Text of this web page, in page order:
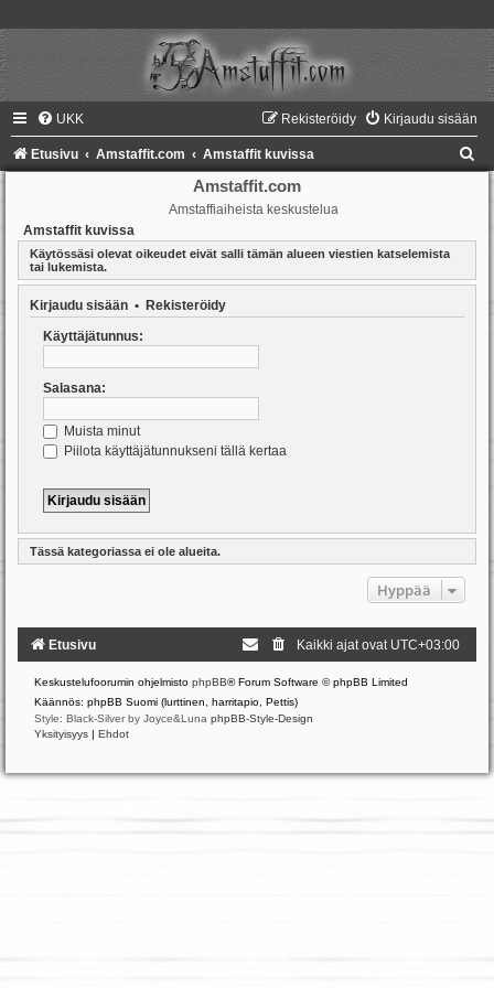
UKK Kirjaudu sisään
Rekisteröidy
Etusivu Amstaffit.com Amstaffit kuvissa
Amstaffit.com
Amstaffiaiheista keskustelua
Amstaffit kuvissa
Käytössäsi olevat oikeudet eivät salli tämän alueen viestien katselemista
tai lukemista.
Kirjaudu sisään • Rekisteröidy
Käyttäjätunnus:
Salasana:
Muista minut
Piilota käyttäjätunnukseni tällä kertaa
Tässä kategoriassa ei ole alueita.
Hyppää
Etusivu Kaikki ajat ovat UTC+03:00
Keskustelufoorumin ohjelmisto phpBB® Forum Software © phpBB Limited
Käännös: phpBB Suomi (lurttinen, harritapio, Pettis)
Style: Black-Silver by Joyce&Luna phpBB-Style-Design
Yksityisyys | Ehdot